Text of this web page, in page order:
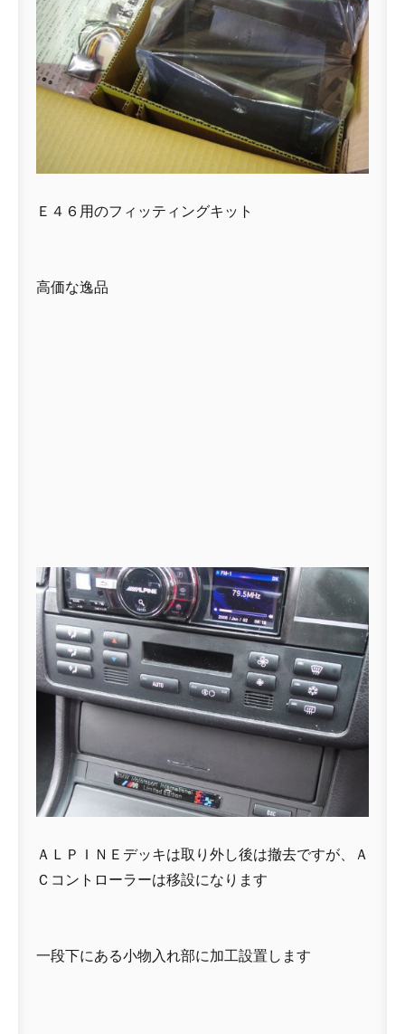
Ｅ４６用のフィッティングキット
高価な逸品
ＡＬＰＩＮＥデッキは取り外し後は撤去ですが、Ａ
Ｃコントローラーは移設になります
一段下にある小物入れ部に加工設置します